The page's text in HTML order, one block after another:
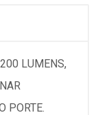
LUMENS,
PORTE.